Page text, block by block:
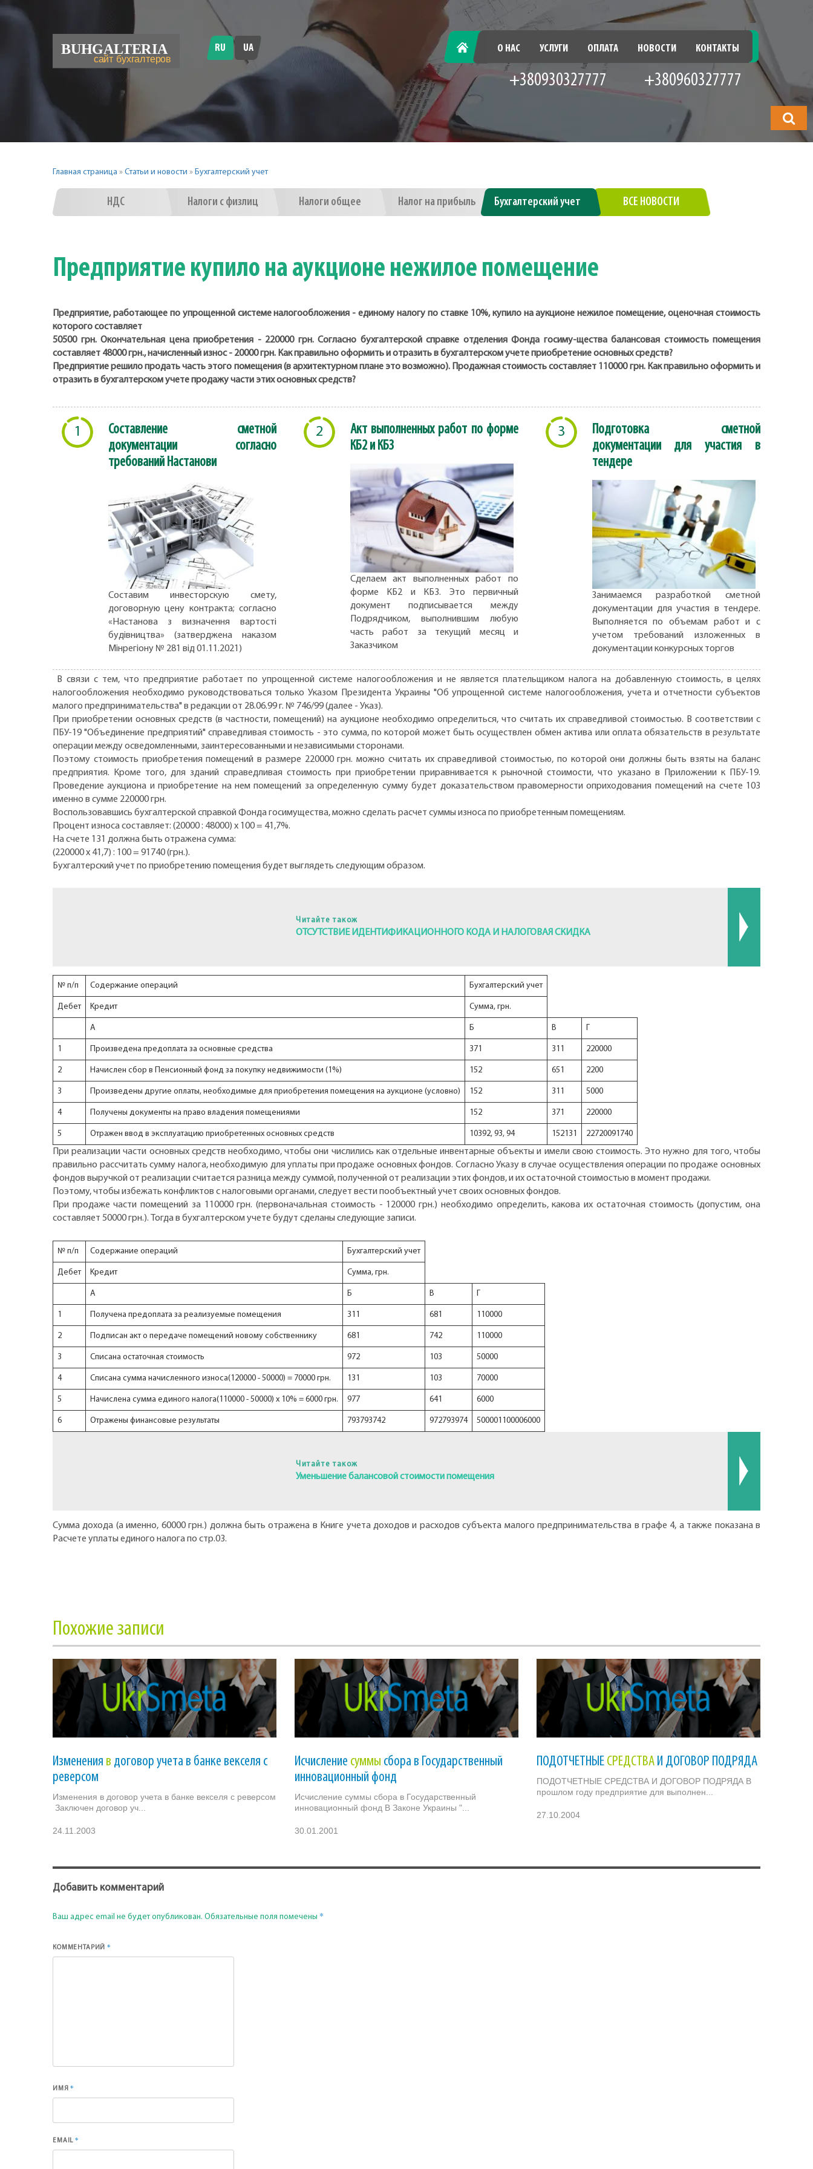
будете
RU UA ГЛАВНАЯ О НАС УСЛУГИ ОПЛАТА НОВОСТИ КОНТАКТЫ
+380930327777 +380960327777
Главная страница » Статьи и новости » Бухгалтерский учет
НДС Налоги с физлиц Налоги общее Налог на прибыль Бухгалтерский учет ВСЕ НОВОСТИ
Предприятие купило на аукционе нежилое помещение
Предприятие, работающее по упрощенной системе налогообложения - единому налогу по ставке 10%, купило на аукционе нежилое помещение, оценочная стоимость
которого составляет
50500 грн. Окончательная цена приобретения - 220000 грн. Согласно бухгалтерской справке отделения Фонда госиму-щества балансовая стоимость помещения
составляет 48000 грн., начисленный износ - 20000 грн. Как правильно оформить и отразить в бухгалтерском учете приобретение основных средств?
Предприятие решило продать часть этого помещения (в архитектурном плане это возможно). Продажная стоимость составляет 110000 грн. Как правильно оформить и
отразить в бухгалтерском учете продажу части этих основных средств?
1
Составление сметной
документации согласно
требований Настанови
Составим инвесторскую смету,
договорную цену контракта; согласно
«Настанова з визначення вартості
будівництва» (затверджена наказом
Мінрегіону № 281 від 01.11.2021)
2
Акт выполненных работ по форме
КБ2 и КБ3
Сделаем акт выполненных работ по
форме КБ2 и КБ3. Это первичный
документ подписывается между
Подрядчиком, выполнившим любую
часть работ за текущий месяц и
Заказчиком
3
Подготовка сметной
документации для участия в
тендере
Занимаемся разработкой сметной
документации для участия в тендере.
Выполняется по объемам работ и с
учетом требований изложенных в
документации конкурсных торгов
В связи с тем, что предприятие работает по упрощенной системе налогообложения и не является плательщиком налога на добавленную стоимость, в целях
налогообложения необходимо руководствоваться только Указом Президента Украины "Об упрощенной системе налогообложения, учета и отчетности субъектов
малого предпринимательства" в редакции от 28.06.99 г. № 746/99 (далее - Указ).
При приобретении основных средств (в частности, помещений) на аукционе необходимо определиться, что считать их справедливой стоимостью. В соответствии с
ПБУ-19 "Объединение предприятий" справедливая стоимость - это сумма, по которой может быть осуществлен обмен актива или оплата обязательств в результате
операции между осведомленными, заинтересованными и независимыми сторонами.
Поэтому стоимость приобретения помещений в размере 220000 грн. можно считать их справедливой стоимостью, по которой они должны быть взяты на баланс
предприятия. Кроме того, для зданий справедливая стоимость при приобретении приравнивается к рыночной стоимости, что указано в Приложении к ПБУ-19.
Проведение аукциона и приобретение на нем помещений за определенную сумму будет доказательством правомерности оприходования помещений на счете 103
именно в сумме 220000 грн.
Воспользовавшись бухгалтерской справкой Фонда госимущества, можно сделать расчет суммы износа по приобретенным помещениям.
Процент износа составляет: (20000 : 48000) x 100 = 41,7%.
На счете 131 должна быть отражена сумма:
(220000 x 41,7) : 100 = 91740 (грн.).
Бухгалтерский учет по приобретению помещения будет выглядеть следующим образом.
Читайте також
ОТСУТСТВИЕ ИДЕНТИФИКАЦИОННОГО КОДА И НАЛОГОВАЯ СКИДКА
№ п/п Содержание операций Бухгалтерский учет
Дебет Kредит Сумма, грн.
А Б В Г
1 Произведена предоплата за основные средства 371 311 220000
2 Начислен сбор в Пенсионный фонд за покупку недвижимости (1%) 152 651 2200
3 Произведены другие оплаты, необходимые для приобретения помещения на аукционе (условно) 152 311 5000
4 Получены документы на право владения помещениями 152 371 220000
5 Отражен ввод в эксплуатацию приобретенных основных средств 10392, 93, 94 152131 22720091740
При реализации части основных средств необходимо, чтобы они числились как отдельные инвентарные объекты и имели свою стоимость. Это нужно для того, чтобы
правильно рассчитать сумму налога, необходимую для уплаты при продаже основных фондов. Согласно Указу в случае осуществления операции по продаже основных
фондов выручкой от реализации считается разница между суммой, полученной от реализации этих фондов, и их остаточной стоимостью в момент продажи.
Поэтому, чтобы избежать конфликтов с налоговыми органами, следует вести пообъектный учет своих основных фондов.
При продаже части помещений за 110000 грн. (первоначальная стоимость - 120000 грн.) необходимо определить, какова их остаточная стоимость (допустим, она
составляет 50000 грн.). Тогда в бухгалтерском учете будут сделаны следующие записи.
№ п/п Содержание операций Бухгалтерский учет
Дебет Kредит Сумма, грн.
А Б В
1 Получена предоплата за реализуемые помещения 311 681 110000
2 Подписан акт о передаче помещений новому собственнику 681 742 110000
3 Списана остаточная стоимость 972 103 50000
4 Списана сумма начисленного износа(120000 - 50000) = 70000 грн. 131 103 70000
5 Начислена сумма единого налога(110000 - 50000) х 10% = 6000 грн. 977 641 6000
6 Отражены финансовые результаты 793793742 972793974 500001100006000
Читайте також
Уменьшение балансовой стоимости помещения
Сумма дохода (а именно, 60000 грн.) должна быть отражена в Книге учета доходов и расходов субъекта малого предпринимательства в графе 4, а также показана в
Расчете уплаты единого налога по стр.03.
Похожие записи
Изменения в договор учета в банке векселя с
реверсом
Изменения в договор учета в банке векселя с реверсом
Заключен договор уч...
24.11.2003
Исчисление суммы сбора в Государственный
инновационный фонд
Исчисление суммы сбора в Государственный
инновационный фонд В Законе Украины "...
30.01.2001
ПОДОТЧЕТНЫЕ СРЕДСТВА И ДОГОВОР ПОДРЯДА
ПОДОТЧЕТНЫЕ СРЕДСТВА И ДОГОВОР ПОДРЯДА В
прошлом году предприятие для выполнен...
27.10.2004
Добавить комментарий
Ваш адрес email не будет опубликован. Обязательные поля помечены *
КОММЕНТАРИЙ*
ИМЯ*
EMAIL*